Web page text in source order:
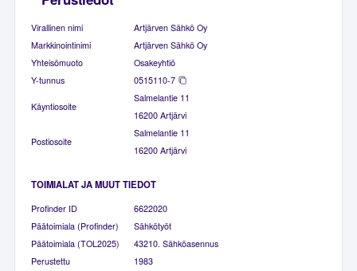
Virallinen nimi
Artjärven Sähkö Oy
Markkinointinimi
Artjärven Sähkö Oy
Yhteisömuoto
Osakeyhtiö
Y-tunnus
0515110-7
Käyntiosoite
Salmelantie 11
16200 Artjärvi
Postiosoite
Salmelantie 11
16200 Artjärvi
TOIMIALAT JA MUUT TIEDOT
Profinder ID
6622020
Päätoimiala (Profinder)
Sähkötyöt
Päätoimiala (TOL2025)
43210. Sähköasennus
Perustettu
1983